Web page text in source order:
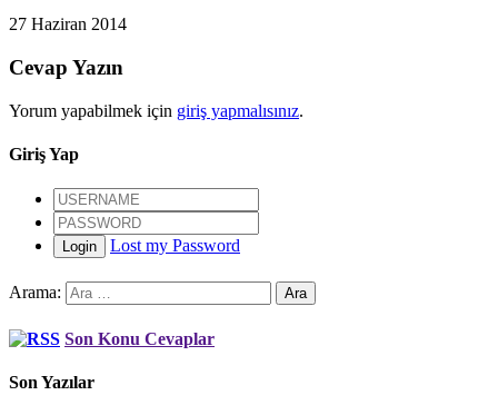
27 Haziran 2014
Cevap Yazın
Yorum yapabilmek için giriş yapmalısınız.
Giriş Yap
Login Lost my Password
Arama:
Son Konu Cevaplar
Son Yazılar